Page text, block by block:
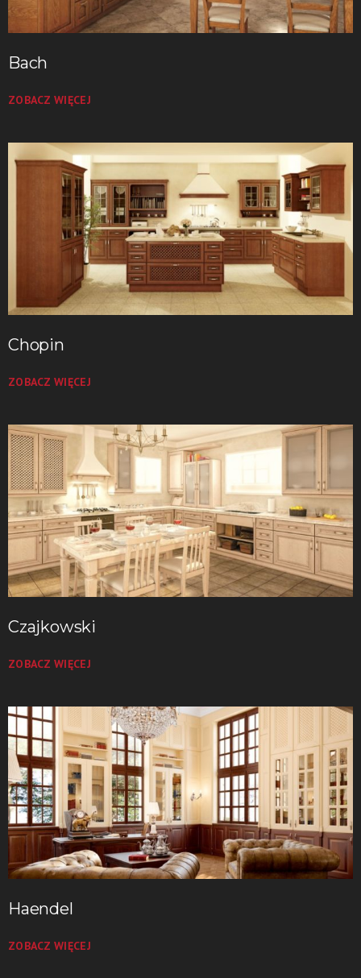
Bach
ZOBACZ WIĘCEJ
Chopin
ZOBACZ WIĘCEJ
Czajkowski
ZOBACZ WIĘCEJ
Haendel
ZOBACZ WIĘCEJ